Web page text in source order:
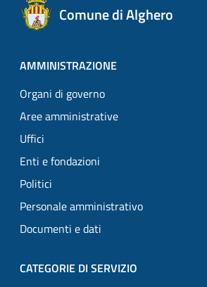
Comune di Alghero
AMMINISTRAZIONE
Organi di governo
Aree amministrative
Uffici
Enti e fondazioni
Politici
Personale amministrativo
Documenti e dati
CATEGORIE DI SERVIZIO